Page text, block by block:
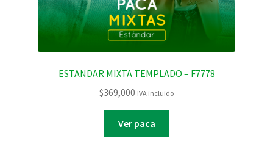
ESTANDAR MIXTA TEMPLADO – F7778
$369,000 IVA incluido
Ver paca